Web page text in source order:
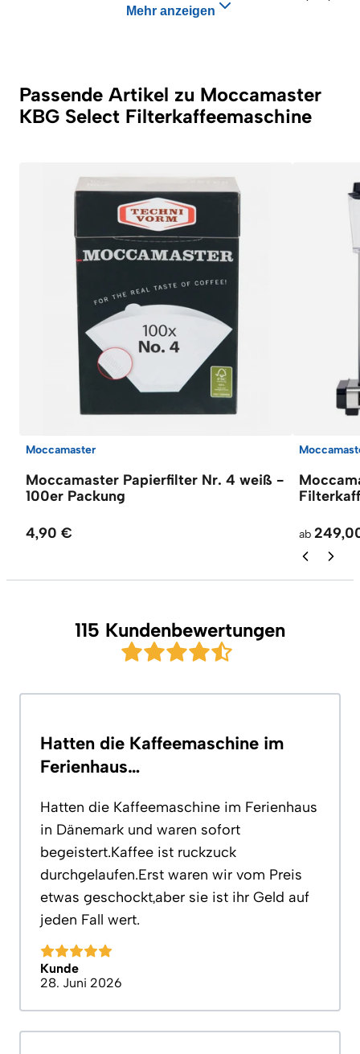
Mehr anzeigen
Passende Artikel zu Moccamaster
KBG Select Filterkaffeemaschine
Moccamaster
Moccamaster Papierfilter Nr. 4 weiß -
100er Packung
4,90 € ab
115 Kundenbewertungen
Hatten die Kaffeemaschine im
Ferienhaus…
Hatten die Kaffeemaschine im Ferienhaus
in Dänemark und waren sofort
begeistert.Kaffee ist ruckzuck
durchgelaufen.Erst waren wir vom Preis
etwas geschockt,aber sie ist ihr Geld auf
jeden Fall wert.
Kunde
28. Juni 2026